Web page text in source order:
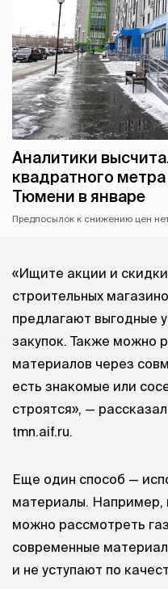
Аналитики
квадратного
Тюмени в январе
Предпосылок к снижению цен
«Ищите акции и
строительных
предлагают выгодные
закупок. Также можно
материалов через
есть знакомые или
строятся», —
tmn.aif.ru.
Еще один способ —
материалы. Например,
можно рассмотреть
современные
и не уступают по